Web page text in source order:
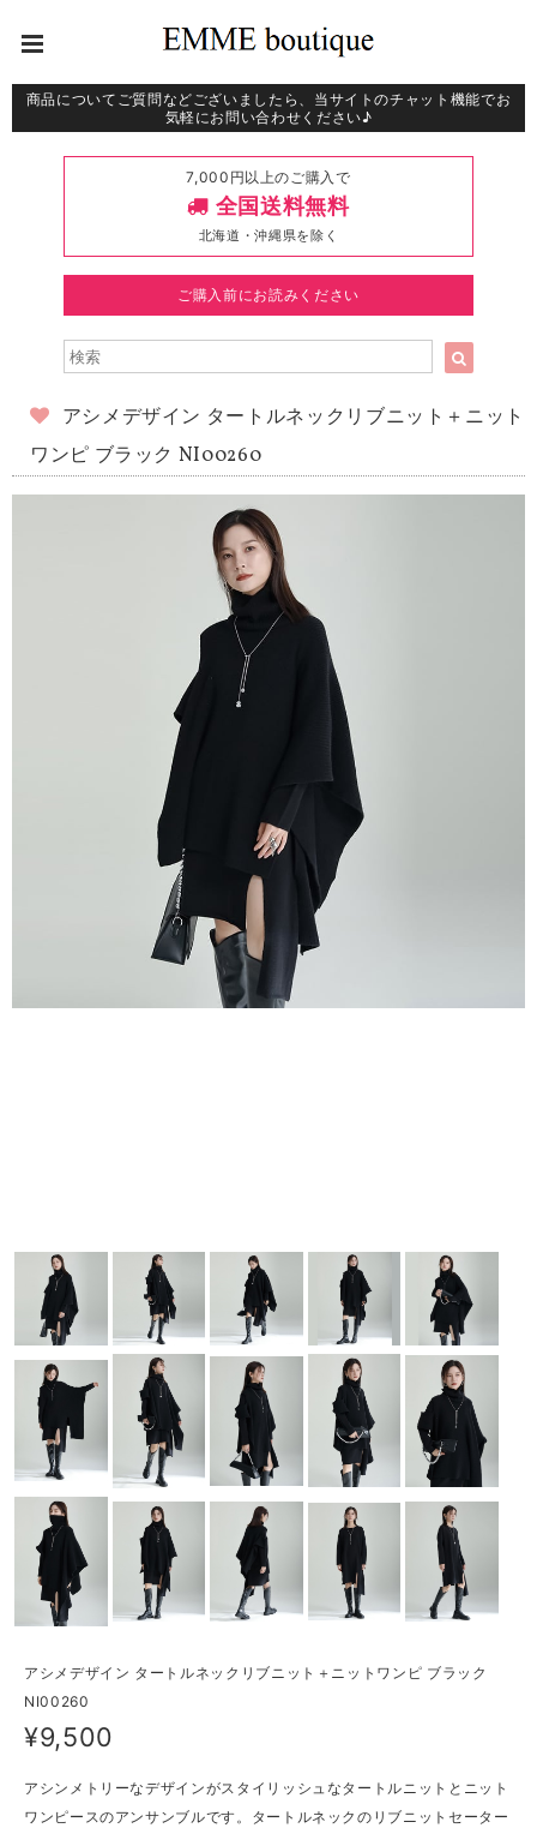
商品についてご質問などございましたら、当サイトのチャット機能でお
気軽にお問い合わせください♪
7,000円以上のご購入で
全国送料無料
北海道・沖縄県を除く
ご購入前にお読みください
アシメデザイン タートルネックリブニット＋ニット
ワンピ ブラック NI00260
アシメデザイン タートルネックリブニット＋ニットワンピ ブラック
NI00260
¥9,500
アシンメトリーなデザインがスタイリッシュなタートルニットとニット
ワンピースのアンサンブルです。タートルネックのリブニットセーター